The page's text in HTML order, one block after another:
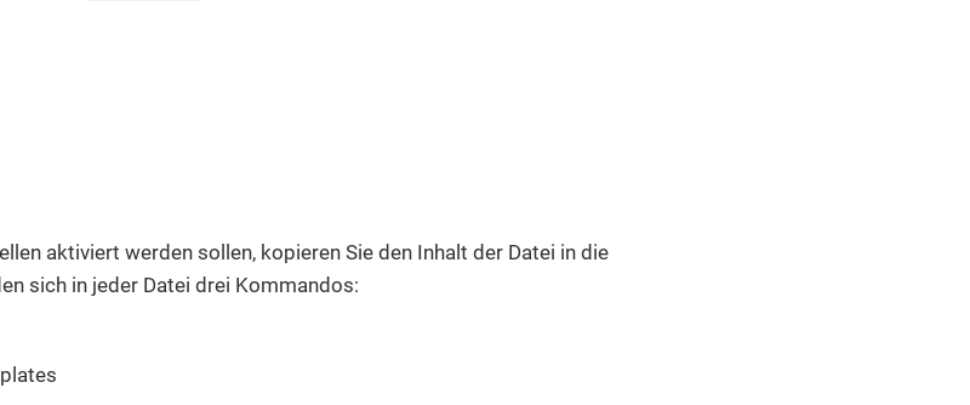
aktiviert werden sollen, kopieren Sie den Inhalt der Datei in die
sich in jeder Datei drei Kommandos: